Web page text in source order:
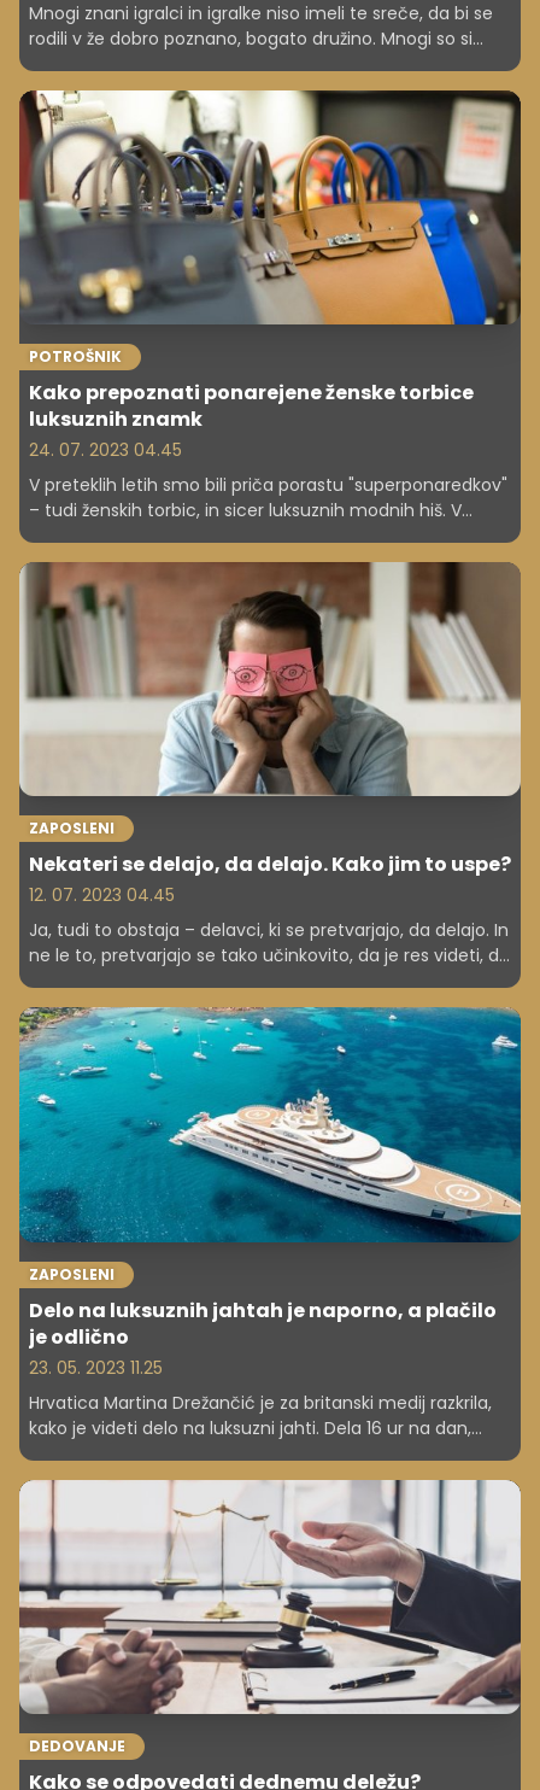
Mnogi znani igralci in igralke niso imeli te sreče, da bi se
rodili v že dobro poznano, bogato družino. Mnogi so si
morali svoje ime v soju blišča in žarometov pošteno
prislužiti s trdim delom in vztrajnostjo. Le s čim so se
ukvarjali zvezdniki, kot so Brad Pitt, Bruce Willis in Adam
Sandler, preden so postali slavni?
POTROŠNIK
Kako prepoznati ponarejene ženske torbice
luksuznih znamk
24. 07. 2023 04.45
V preteklih letih smo bili priča porastu "superponaredkov"
– tudi ženskih torbic, in sicer luksuznih modnih hiš. V
ponarejanju torbic so se še posebej izkazali kitajski
ponarejevalci, ki so se lotili svetovno znanih blagovnih
znamk, kot so Chanel, Gucci, Hermes, Louis Vuitton in
druge. Ti superponaredki so tako podobni originalom, da
jih je skoraj nemogoče ločiti. Le poznavalci in strokovnjaki
nemudoma opazijo znake, da ne gre za pravo robo.
Ostali smrtniki pa naj bodo pozorni na naslednje znake.
ZAPOSLENI
Nekateri se delajo, da delajo. Kako jim to uspe?
12. 07. 2023 04.45
Ja, tudi to obstaja – delavci, ki se pretvarjajo, da delajo. In
ne le to, pretvarjajo se tako učinkovito, da je res videti, da
so preobremenjeni.
ZAPOSLENI
Delo na luksuznih jahtah je naporno, a plačilo
je odlično
23. 05. 2023 11.25
Hrvatica Martina Drežančić je za britanski medij razkrila,
kako je videti delo na luksuzni jahti. Dela 16 ur na dan,
napitninami.
DEDOVANJE
Kako se odpovedati dednemu deležu?